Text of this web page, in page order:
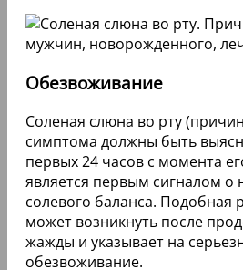
Обезвоживание
Соленая слюна во рту
симптома должны быть
первых 24 часов с момента
является первым сигналом
солевого баланса. Подобная
может возникнуть после
жажды и указывает на
обезвоживание.